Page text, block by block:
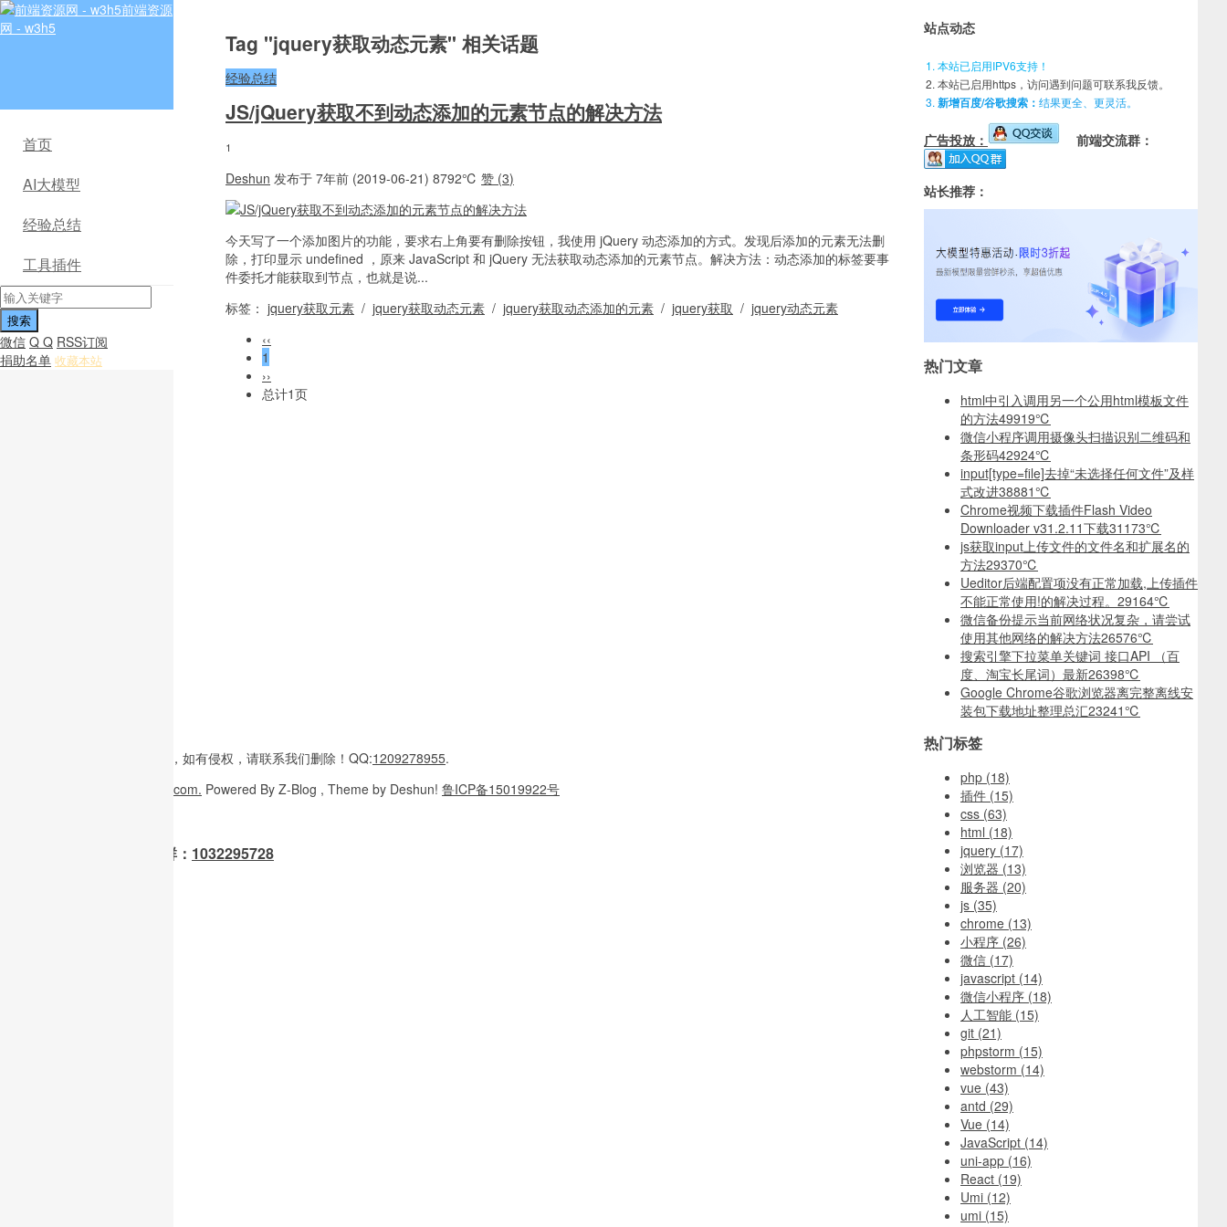
前端资源
网 - w3h5
首页
AI大模型
经验总结
工具插件
微信 Q Q RSS订阅
捐助名单 收藏本站
Tag "jquery获取动态元素" 相关话题
经验总结
JS/jQuery获取不到动态添加的元素节点的解决方法
1
Deshun 发布于 7年前 (2019-06-21) 8792℃ 赞 (3)
今天写了一个添加图片的功能，要求右上角要有删除按钮，我使用 jQuery 动态添加的方式。发现后添加的元素无法删
除，打印显示 undefined ，原来 JavaScript 和 jQuery 无法获取动态添加的元素节点。解决方法：动态添加的标签要事
件委托才能获取到节点，也就是说...
标签： jquery获取元素 / jquery获取动态元素 / jquery获取动态添加的元素 / jquery获取 / jquery动态元素
‹‹
1
››
总计1页
站点动态
本站已启用IPV6支持！
本站已启用https，访问遇到问题可联系我反馈。
新增百度/谷歌搜索： 结果更全、更灵活。
广告投放： 前端交流群：
站长推荐：
热门文章
html中引入调用另一个公用html模板文件
的方法49919℃
微信小程序调用摄像头扫描识别二维码和
条形码42924℃
input[type=file]去掉“未选择任何文件”及样
式改进38881℃
Chrome视频下载插件Flash Video
Downloader v31.2.11下载31173℃
js获取input上传文件的文件名和扩展名的
方法29370℃
Ueditor后端配置项没有正常加载,上传插件
不能正常使用!的解决过程。 29164℃
微信备份提示当前网络状况复杂，请尝试
使用其他网络的解决方法26576℃
搜索引擎下拉菜单关键词 接口API （百
度、淘宝长尾词）最新26398℃
Google Chrome谷歌浏览器离完整离线安
装包下载地址整理总汇23241℃
热门标签
php (18)
插件 (15)
css (63)
html (18)
jquery (17)
浏览器 (13)
服务器 (20)
js (35)
chrome (13)
小程序 (26)
微信 (17)
javascript (14)
微信小程序 (18)
人工智能 (15)
git (21)
phpstorm (15)
webstorm (14)
vue (43)
antd (29)
Vue (14)
JavaScript (14)
uni-app (16)
React (19)
Umi (12)
umi (15)
多整理于互联网， 如有侵权，请联系我们删除！ QQ:1209278955.
W3H5.com. Powered By Z-Blog , Theme by Deshun! 鲁ICP备15019922号
OpenClaw 龙虾交流群： 1032295728